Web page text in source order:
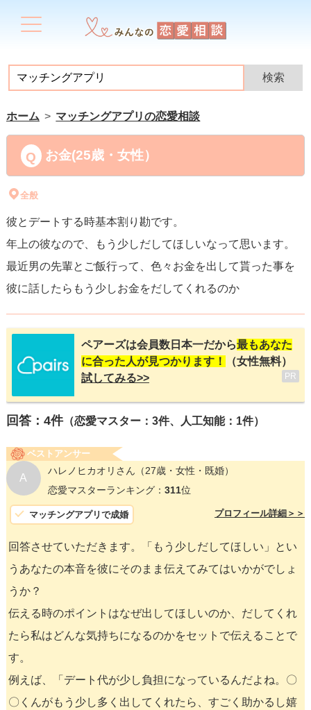
ホーム マッチングアプリの恋愛相談
お金(25歳・女性）
全般
彼とデートする時基本割り勘です。
年上の彼なので、もう少しだしてほしいなって思います。
最近男の先輩とご飯行って、色々お金を出して貰った事を
彼に話したらもう少しお金をだしてくれるのか
ペアーズは会員数日本一だから最もあなた
に合った人が見つかります！
（女性無料）
試してみる>>
PR
回答： 4件（恋愛マスター：3件、人工知能：1件）
ベストアンサー
A
ハレノヒカオリさん （27歳・女性・既婚）
恋愛マスターランキング： 311位
マッチングアプリで成婚 プロフィール詳細＞＞
回答させていただきます。「もう少しだしてほしい」とい
うあなたの本音を彼にそのまま伝えてみてはいかがでしょ
うか？
伝える時のポイントはなぜ出してほしいのか、だしてくれ
たら私はどんな気持ちになるのかをセットで伝えることで
す。
例えば、「デート代が少し負担になっているんだよね。〇
〇くんがもう少し多く出してくれたら、すごく助かるし嬉